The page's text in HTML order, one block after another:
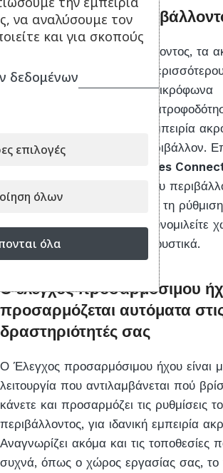
Πιο φυσικοί ήχοι
Σε λειτουργία ήχου περιβάλλοντος, τα
CH720N
προσλαμβάνουν
ήχους γύρω σας, χάρη στα μικρόφωνα
προσωτροφοδότησης και
απολαμβάνετε πιο φυσική εμπειρία
χάνεται η σύνδεση με το περιβάλλον.
Sony | Headphones
να προσαρμόζετε τον ήχο του
επίπεδα ή να χρησιμοποιείτε τη
φωνή, για να μπορείτε να συνομιλείτε
χρειάζεται να βγάλετε τα ακουστικά.
Ο έλεγχος προσαρμόσιμου
προσαρμόζεται αυτόματα
δραστηριότητές σας
Ο Έλεγχος προσαρμόσιμου ήχου είναι
λειτουργία που αντιλαμβάνεται πού
κάνετε και προσαρμόζει τις ρυθμίσεις
περιβάλλοντος, για ιδανική εμπειρία
Αναγνωρίζει ακόμα και τις τοποθεσίες
συχνά, όπως ο χώρος εργασίας σας, το
να αναλύσουμε τον
και για σκοπούς
δεδομένων
επιλογές
όλων
όλα